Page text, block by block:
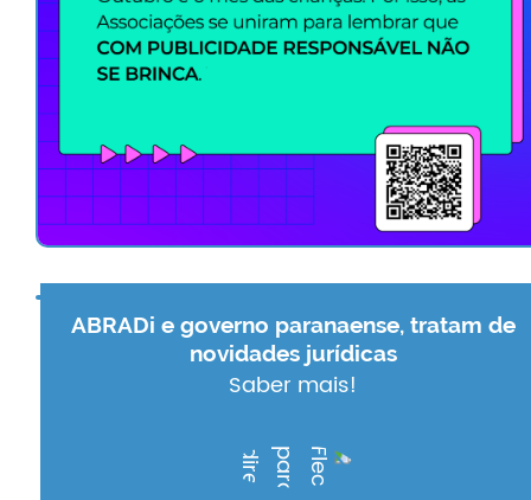
ABRADi e governo paranaense, tratam de
novidades jurídicas
Saber mais!